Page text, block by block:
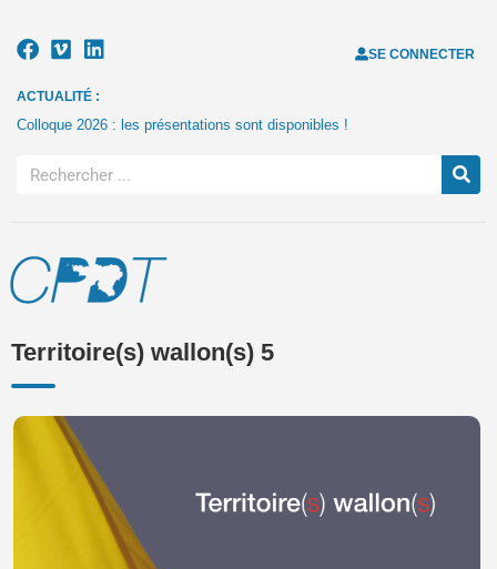
SE CONNECTER
ACTUALITÉ :
Colloque 2026 : les présentations sont disponibles !
Territoire(s) wallon(s) 5